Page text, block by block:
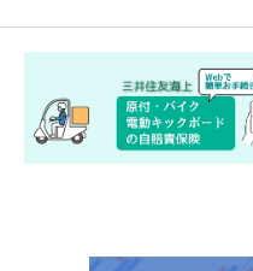
事業保険
防災グッズ販売